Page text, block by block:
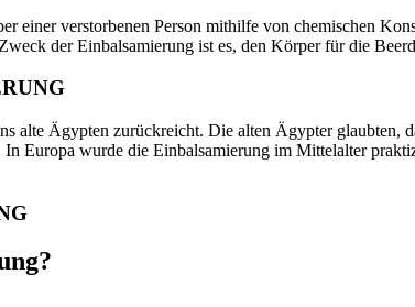
einer verstorbenen Person mithilfe von chemischen
der Einbalsamierung ist es, den Körper für die
alte Ägypten zurückreicht. Die alten Ägypter glaubten,
Europa wurde die Einbalsamierung im Mittelalter